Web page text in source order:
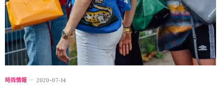
時尚情報 2020-07-14